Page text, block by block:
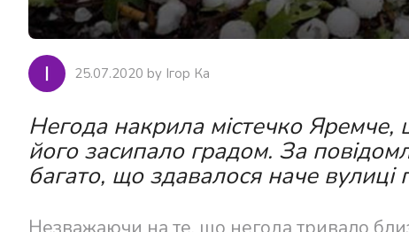
25.07.2020 by Ігор Ка
Негода накрила містечко
його засипало градом. За
багато, що здавалося наче вулиці